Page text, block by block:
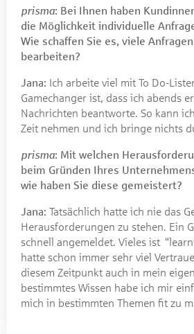
prisma: Bei Ihnen haben
die Möglichkeit individuelle
Wie schaffen Sie es, viele Anfragen
bearbeiten?
Jana: Ich arbeite viel mit To Do-
Gamechanger ist, dass ich abends
Nachrichten beantworte. So kann
Zeit nehmen und ich bringe nichts
prisma: Mit welchen
beim Gründen Ihres
wie haben Sie diese gemeistert?
Jana: Tatsächlich hatte ich nie das
Herausforderungen zu stehen. Ein
schnell angemeldet. Vieles ist
hatte schon immer sehr viel
diesem Zeitpunkt auch in mein
bestimmtes Wissen habe ich mir
mich in bestimmten Themen fit zu